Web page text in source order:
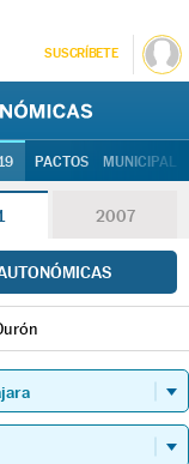
SUSCRÍBETE
PACTOS
2007